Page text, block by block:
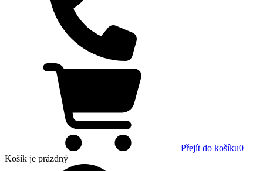
Přejít do košíku0
Košík je prázdný